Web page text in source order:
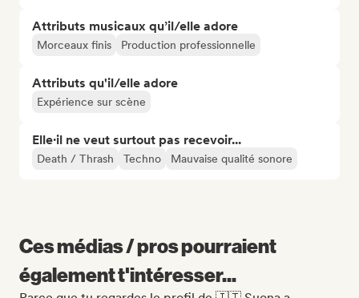
Attributs musicaux qu’il/elle adore
Morceaux finis Production professionnelle
Attributs qu'il/elle adore
Expérience sur scène
Elle·il ne veut surtout pas recevoir...
Death / Thrash Techno Mauvaise qualité sonore
Ces médias / pros pourraient
également t'intéresser...